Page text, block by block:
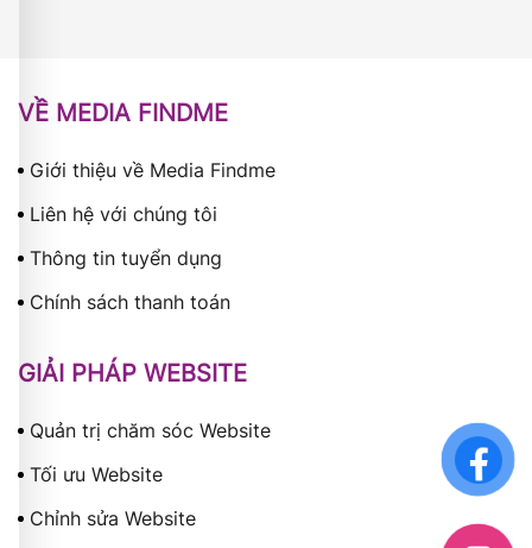
VỀ MEDIA FINDME
Giới thiệu về Media Findme
Liên hệ với chúng tôi
Thông tin tuyển dụng
Chính sách thanh toán
GIẢI PHÁP WEBSITE
Quản trị chăm sóc Website
Tối ưu Website
Chỉnh sửa Website